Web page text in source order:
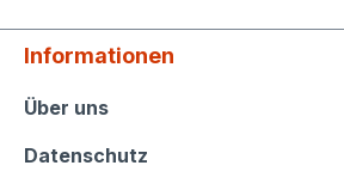
Informationen
Informationen
Über uns
Datenschutz